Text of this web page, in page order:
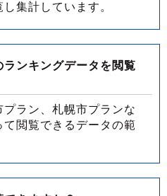
集計しています。
ンキングデータを閲覧
ラン、札幌市プランな
閲覧できるデータの範